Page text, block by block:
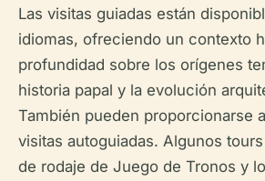
Las visitas guiadas están
idiomas, ofreciendo un contexto
profundidad sobre los orígenes
historia papal y la evolución
También pueden proporcionarse
visitas autoguiadas. Algunos
de rodaje de Juego de Tronos y